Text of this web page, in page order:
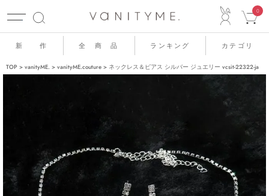
0
新 作 全 商 品 ランキング カテゴリ
TOP vanityME. vanityME.couture ネックレス＆ピアス シルバー ジュエリー vcsit-22322-ja